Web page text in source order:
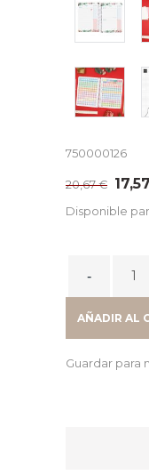
750000126
20,67€
precio
17,57
Disponible
E10
AÑADIR AL
Guardar para